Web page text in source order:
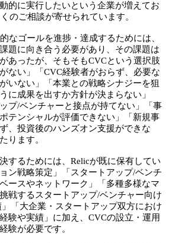
的に実行したいという企業が増えてお
のご相談が寄せられています。
なゴールを進捗・達成するためには、
題に向き合う必要があり、その課題は
あったが、そもそもCVCという選択肢
ない」「CVC経験者がおらず、必要な
いない」「本業との戦略シナジーを狙
に成果を出すか方針が決まらない」
プ/ベンチャーと接点が持てない」「事
テンシャルが評価できない」「新規事
、投資後のハンズオン支援ができな
ります。
するためには、Relicが既に保有してい
ン戦略策定」「スタートアップ/ベンチ
ースやネットワーク」「多種多様なマ
戦するスタートアップ/ベンチャー向け
「大企業・スタートアップ双方におけ
験や実績」に加え、CVCの設立・運用
験が必要です。